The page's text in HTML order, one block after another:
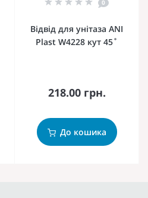
0
Відвід для унітаза ANI
Plast W4228 кут 45˚
218.00 грн.
До кошика